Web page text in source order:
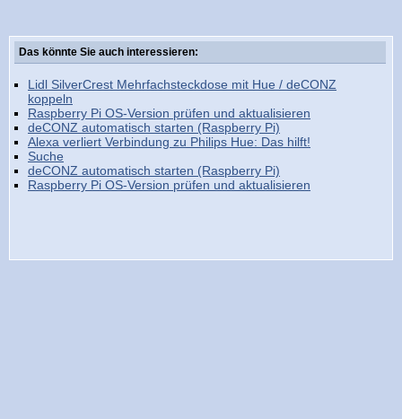
Das könnte Sie auch interessieren:
Lidl SilverCrest Mehrfachsteckdose mit Hue / deCONZ
koppeln
Raspberry Pi OS-Version prüfen und aktualisieren
deCONZ automatisch starten (Raspberry Pi)
Alexa verliert Verbindung zu Philips Hue: Das hilft!
Suche
deCONZ automatisch starten (Raspberry Pi)
Raspberry Pi OS-Version prüfen und aktualisieren